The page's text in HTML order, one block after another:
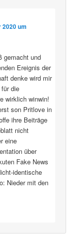
gemacht und
Ereignis der
denke wird mir
die
wirklich winwin!
son Pritlove in
ihre Beiträge
nicht
eine
über
Fake News
identische
Nieder mit den